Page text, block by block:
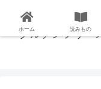
ホーム 読みもの